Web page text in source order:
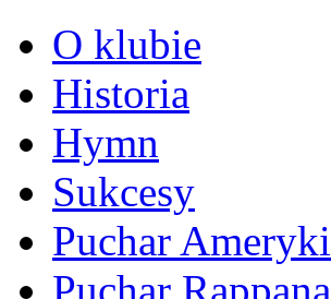
O klubie
Historia
Hymn
Sukcesy
Puchar Ameryki
Puchar Rappana